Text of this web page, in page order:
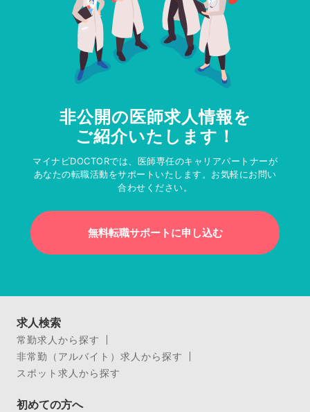
非公開の医師求人情報を
ご紹介いたします！
マイナビDOCTORでは、医師専任のキャリアパートナーが
あなたの転職活動をサポートいたします。お気軽にお問い
合わせください。
無料転職サポートに申し込む
求人検索
常勤求人から探す
非常勤（アルバイト）求人から探す
スポット求人から探す
初めての方へ